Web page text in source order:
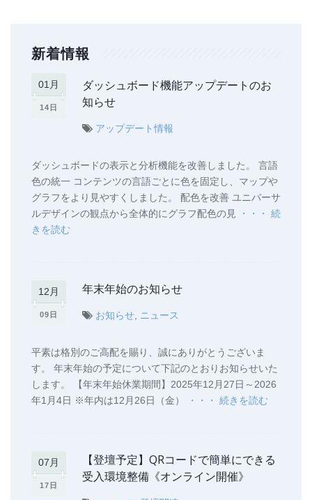
新着情報
01月
14日
ダッシュボード機能アップデートのお
知らせ
アップデート情報
ダッシュボードの表示と分析機能を改善しました。 言語
色の統一 コンテンツの言語ごとに色を固定し、マップや
グラフをより見やすくしました。 配色を改善 ユニバーサ
ルデザインの観点から全体的にグラフ配色の見
・・・ 続
きを読む
12月
09日
年末年始のお知らせ
お知らせ ニュース
平素は格別のご高配を賜り、誠にありがとうございま
す。 年末年始の予定について下記のとおりお知らせいた
します。 【年末年始休業期間】2025年12月27日～2026
年1月4日 ※年内は12月26日（金）
・・・ 続きを読む
07月
17日
【登壇予定】QRコードで簡単にできる
受入環境整備《オンライン開催》